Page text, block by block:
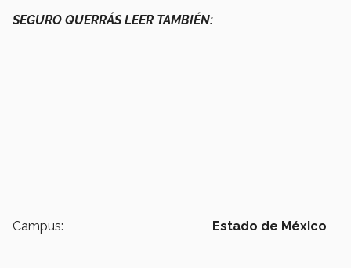
SEGURO QUERRÁS LEER TAMBIÉN:
Campus: Estado de México